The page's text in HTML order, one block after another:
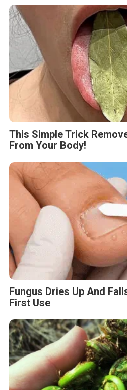
This Simple Trick
From Your Body!
Fungus Dries Up And
First Use